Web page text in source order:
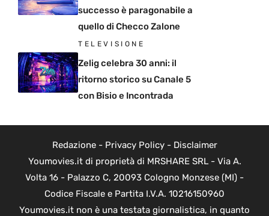
successo è paragonabile a
quello di Checco Zalone
TELEVISIONE
Zelig celebra 30 anni: il
ritorno storico su Canale 5
con Bisio e Incontrada
Redazione- Privacy Policy- Disclaimer
Youmovies.it di proprietà di MRSHARE SRL - Via A.
Volta 16 - Palazzo C, 20093 Cologno Monzese (MI) -
Codice Fiscale e Partita I.V.A. 10216150960
Youmovies.it non è una testata giornalistica, in quanto